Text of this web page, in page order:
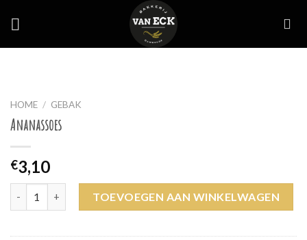
HOME / GEBAK
Ananassoes
€3,10
TOEVOEGEN AAN WINKELWAGEN